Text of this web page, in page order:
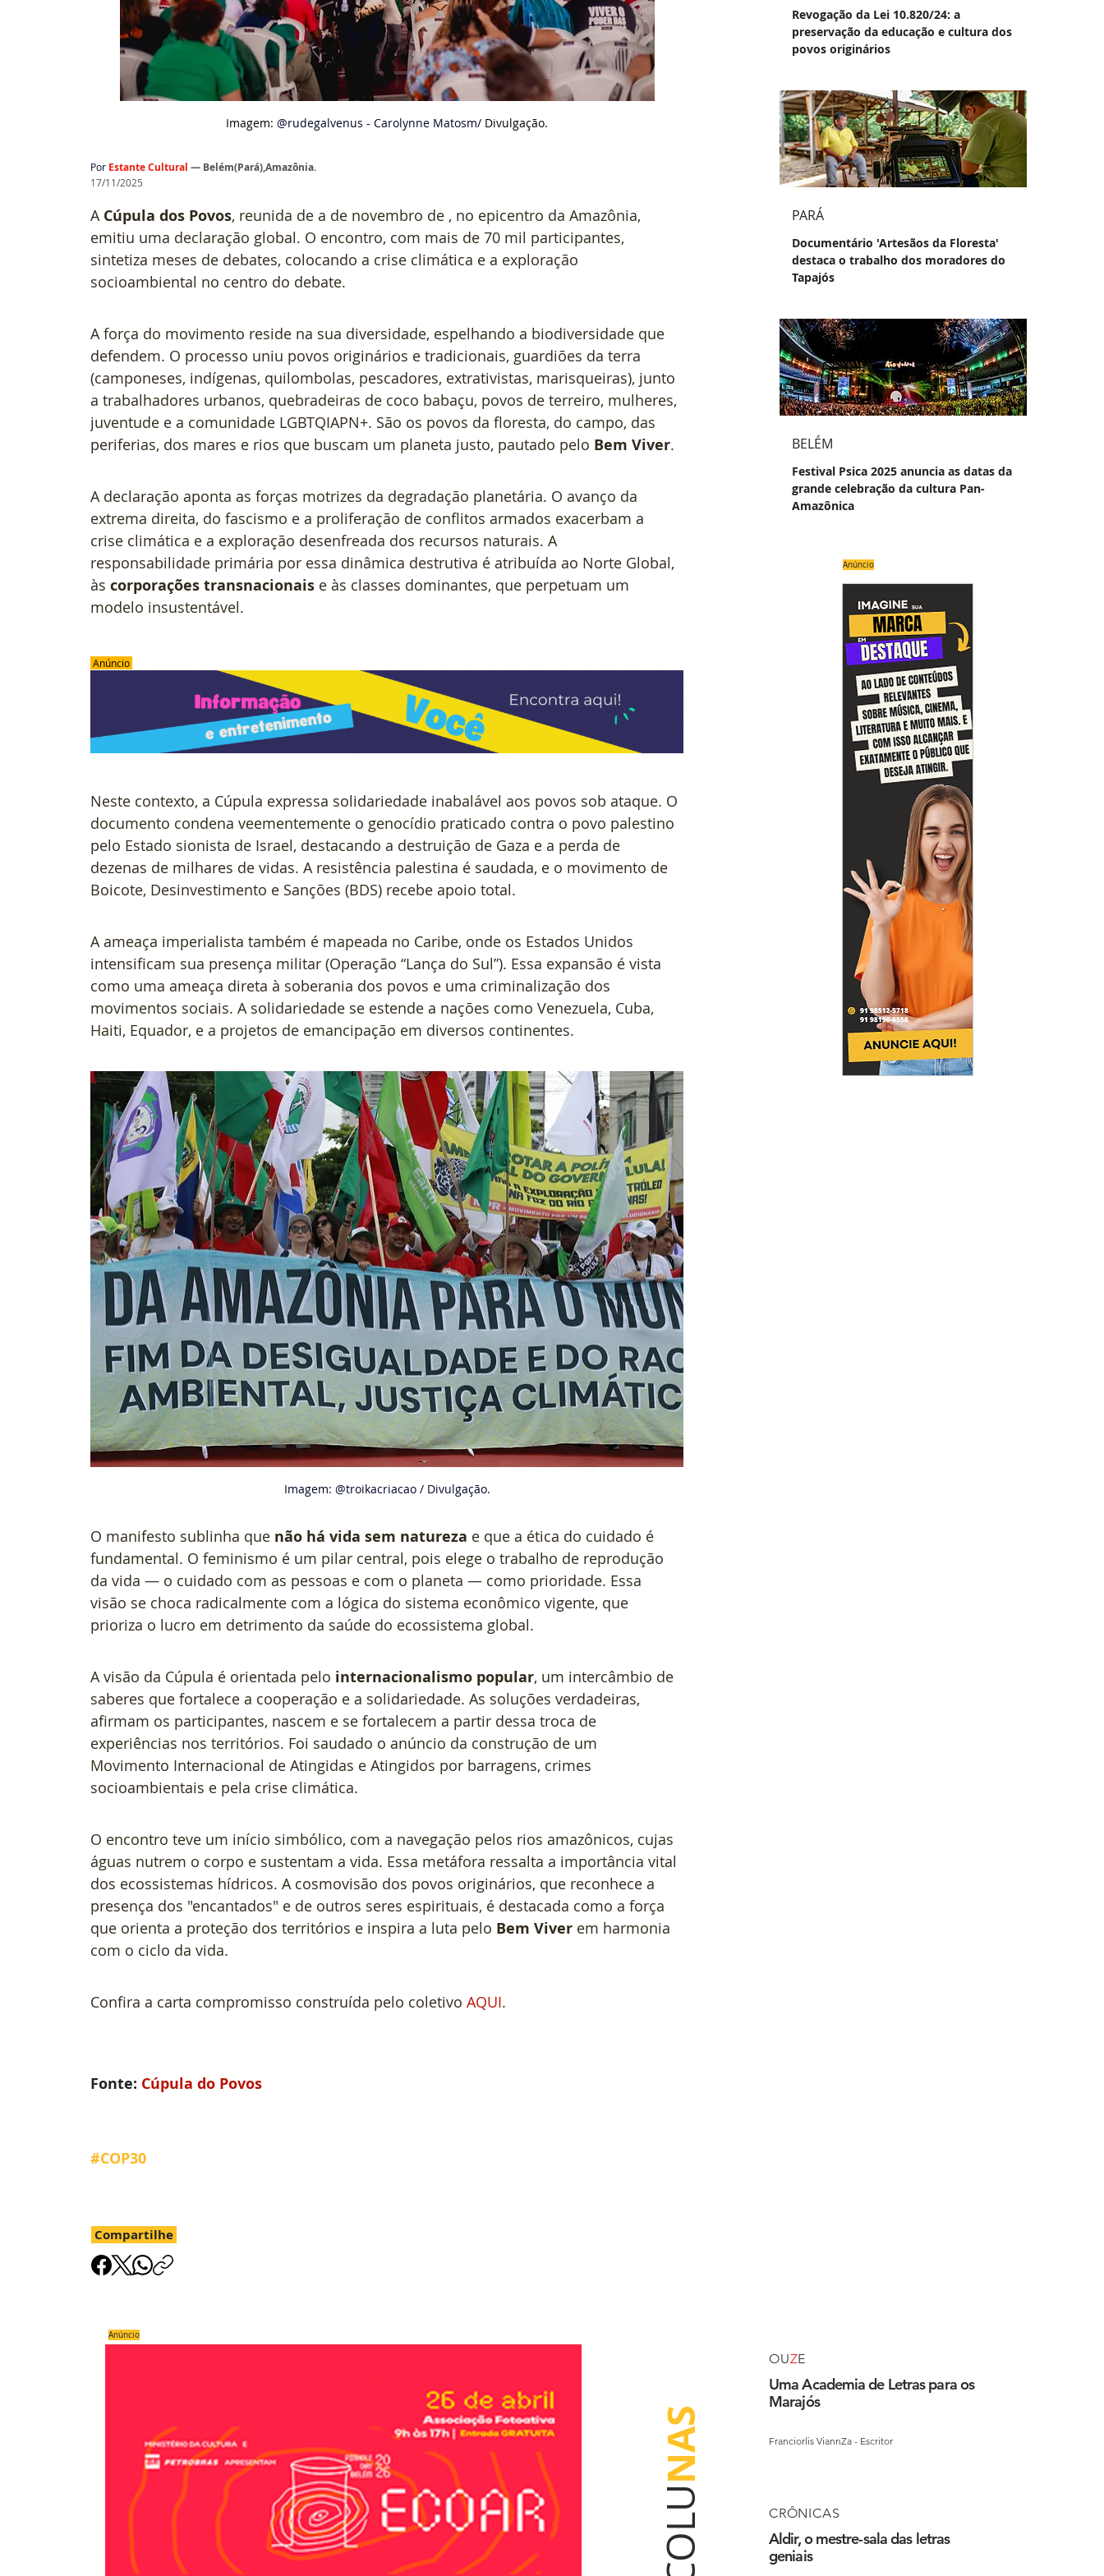
Imagem: @rudegalvenus - Carolynne Matosm/ Divulgação.
Por Estante Cultural — Belém(Pará),Amazônia.
17/11/2025
A Cúpula dos Povos, reunida de a de novembro de , no epicentro da Amazônia,
emitiu uma declaração global. O encontro, com mais de 70 mil participantes,
sintetiza meses de debates, colocando a crise climática e a exploração
socioambiental no centro do debate.
A força do movimento reside na sua diversidade, espelhando a biodiversidade que
defendem. O processo uniu povos originários e tradicionais, guardiões da terra
(camponeses, indígenas, quilombolas, pescadores, extrativistas, marisqueiras), junto
a trabalhadores urbanos, quebradeiras de coco babaçu, povos de terreiro, mulheres,
juventude e a comunidade LGBTQIAPN+. São os povos da floresta, do campo, das
periferias, dos mares e rios que buscam um planeta justo, pautado pelo Bem Viver.
A declaração aponta as forças motrizes da degradação planetária. O avanço da
extrema direita, do fascismo e a proliferação de conflitos armados exacerbam a
crise climática e a exploração desenfreada dos recursos naturais. A
responsabilidade primária por essa dinâmica destrutiva é atribuída ao Norte Global,
às corporações transnacionais e às classes dominantes, que perpetuam um
modelo insustentável.
Anúncio
Neste contexto, a Cúpula expressa solidariedade inabalável aos povos sob ataque. O
documento condena veementemente o genocídio praticado contra o povo palestino
pelo Estado sionista de Israel, destacando a destruição de Gaza e a perda de
dezenas de milhares de vidas. A resistência palestina é saudada, e o movimento de
Boicote, Desinvestimento e Sanções (BDS) recebe apoio total.
A ameaça imperialista também é mapeada no Caribe, onde os Estados Unidos
intensificam sua presença militar (Operação “Lança do Sul”). Essa expansão é vista
como uma ameaça direta à soberania dos povos e uma criminalização dos
movimentos sociais. A solidariedade se estende a nações como Venezuela, Cuba,
Haiti, Equador, e a projetos de emancipação em diversos continentes.
Imagem: @troikacriacao / Divulgação.
O manifesto sublinha que não há vida sem natureza e que a ética do cuidado é
fundamental. O feminismo é um pilar central, pois elege o trabalho de reprodução
da vida — o cuidado com as pessoas e com o planeta — como prioridade. Essa
visão se choca radicalmente com a lógica do sistema econômico vigente, que
prioriza o lucro em detrimento da saúde do ecossistema global.
A visão da Cúpula é orientada pelo internacionalismo popular, um intercâmbio de
saberes que fortalece a cooperação e a solidariedade. As soluções verdadeiras,
afirmam os participantes, nascem e se fortalecem a partir dessa troca de
experiências nos territórios. Foi saudado o anúncio da construção de um
Movimento Internacional de Atingidas e Atingidos por barragens, crimes
socioambientais e pela crise climática.
O encontro teve um início simbólico, com a navegação pelos rios amazônicos, cujas
águas nutrem o corpo e sustentam a vida. Essa metáfora ressalta a importância vital
dos ecossistemas hídricos. A cosmovisão dos povos originários, que reconhece a
presença dos "encantados" e de outros seres espirituais, é destacada como a força
que orienta a proteção dos territórios e inspira a luta pelo Bem Viver em harmonia
com o ciclo da vida.
Confira a carta compromisso construída pelo coletivo AQUI.
Fonte: Cúpula do Povos
#COP30
Compartilhe
Revogação da Lei 10.820/24: a
preservação da educação e cultura dos
povos originários
PARÁ
Documentário 'Artesãos da Floresta'
destaca o trabalho dos moradores do
Tapajós
BELÉM
Festival Psica 2025 anuncia as datas da
grande celebração da cultura Pan-
Amazônica
Anúncio
COLU
NAS
OUZE
Uma Academia de Letras para os
Marajós
Franciorlis ViannZa - Escritor
CRÔNICAS
Aldir, o mestre-sala das letras
geniais
Anúncio